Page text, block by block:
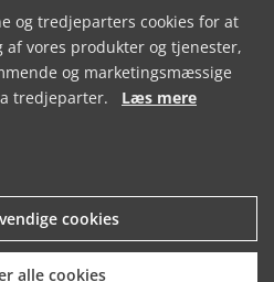
ARTIKLER
SLOTTET
I 700
VALDEMAR
MYHRE 1864-
og tredjeparters cookies for at
vores produkter og tjenester,
og marketingsmæssige
tredjeparter. Læs mere
cookies
alle cookies